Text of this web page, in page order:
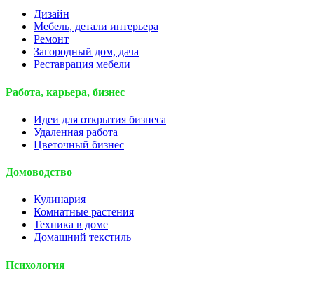
Дизайн
Мебель, детали интерьера
Ремонт
Загородный дом, дача
Реставрация мебели
Работа, карьера, бизнес
Идеи для открытия бизнеса
Удаленная работа
Цветочный бизнес
Домоводство
Кулинария
Комнатные растения
Техника в доме
Домашний текстиль
Психология